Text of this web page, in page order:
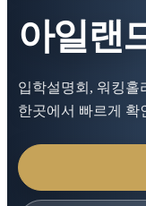
아일랜
입학설명회, 워킹홀
한곳에서 빠르게 확